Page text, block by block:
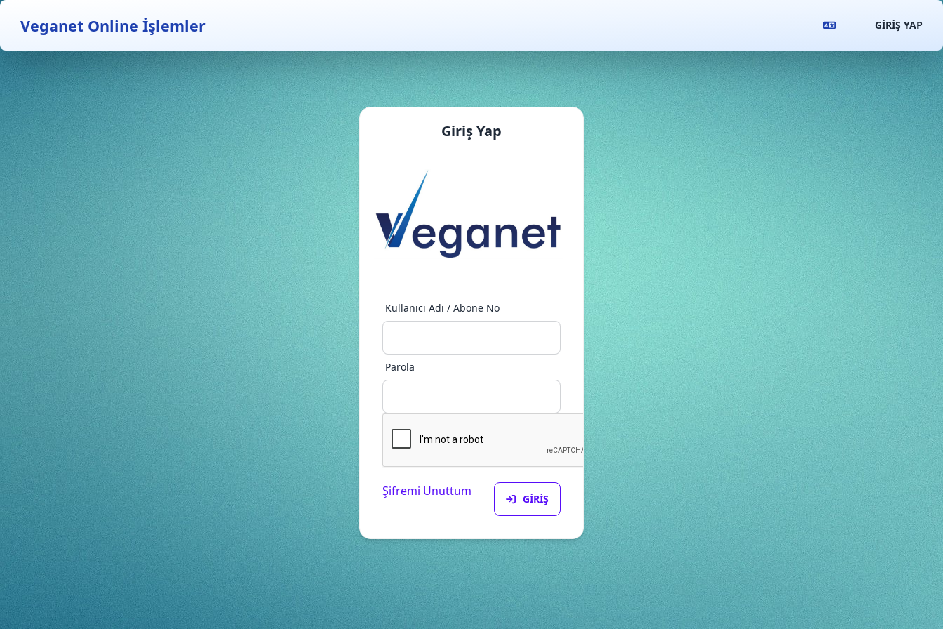
Veganet Online İşlemler GIRIŞ YAP
Giriş Yap
Kullanıcı Adı / Abone No
Parola
Şifremi Unuttum
GIRIŞ